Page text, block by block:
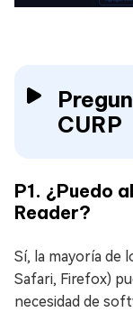
CURP
P1. ¿Puedo
Reader?
Sí, la mayoría de
Safari, Firefox)
necesidad de